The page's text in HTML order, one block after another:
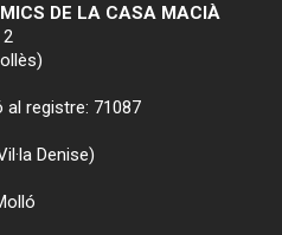
DE LA CASA MACIÀ
2
al registre: 71087
Denise)